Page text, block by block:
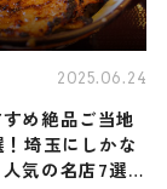
2025.06.24
め絶品ご当地
埼玉にしかな
気の名店7選